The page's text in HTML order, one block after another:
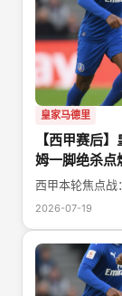
皇家马德里
【西甲赛后
姆一脚绝杀点
西甲本轮焦点
2026-07-19